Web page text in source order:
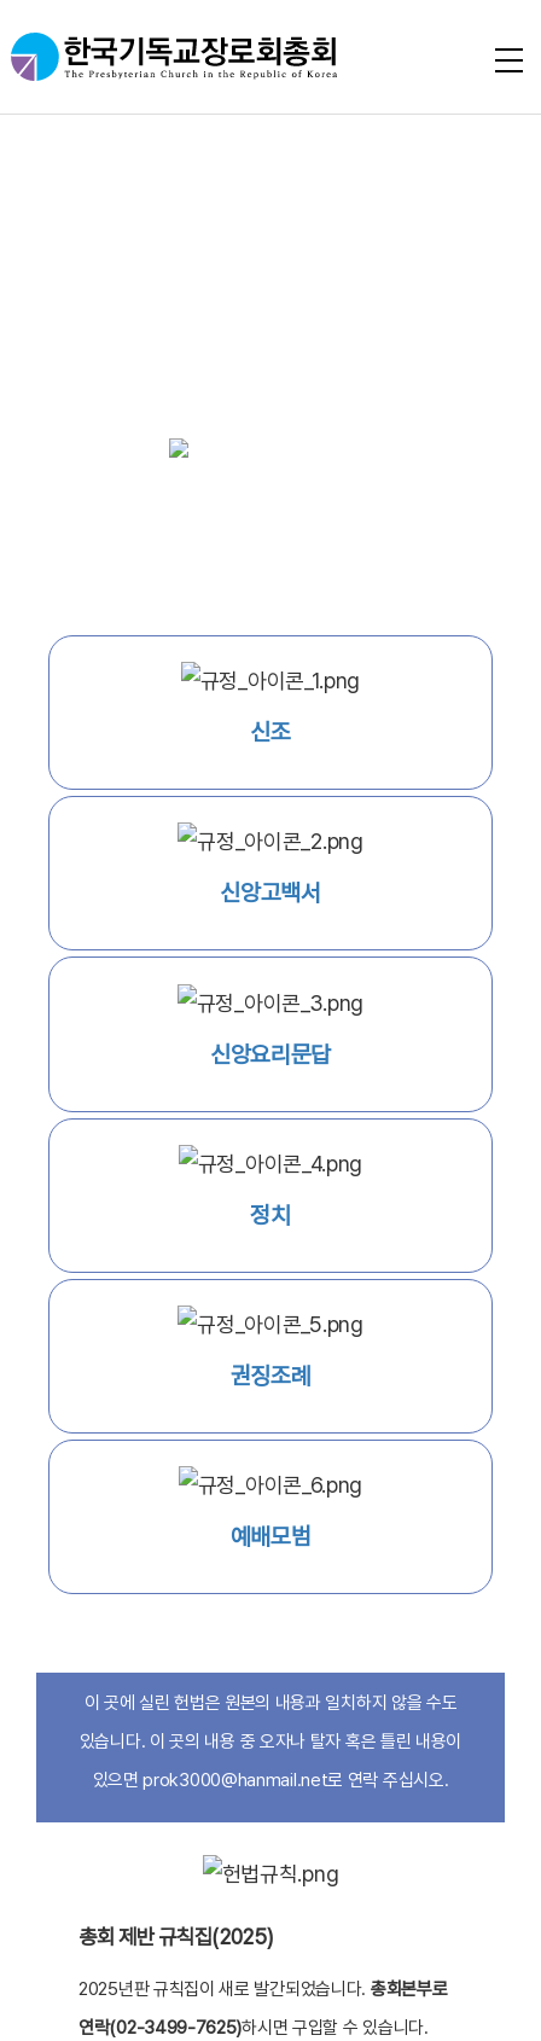
신조
신앙고백서
신앙요리문답
정치
권징조례
예배모범
이 곳에 실린 헌법은 원본의 내용과 일치하지 않을 수도
있습니다. 이 곳의 내용 중 오자나 탈자 혹은 틀린 내용이
있으면 prok3000@hanmail.net로 연락 주십시오.
총회 제반 규칙집(2025)
2025년판 규칙집이 새로 발간되었습니다. 총회본부로
연락(02-3499-7625)하시면 구입할 수 있습니다.